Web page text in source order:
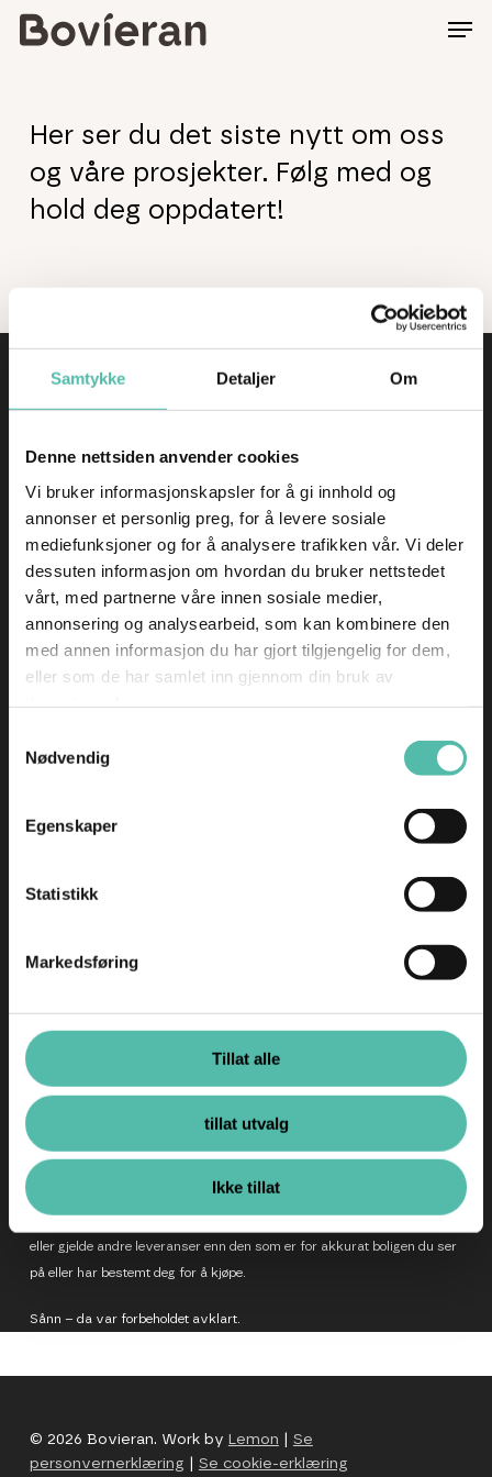
Samtykke Detaljer Om
Denne nettsiden anvender cookies
Vi bruker informasjonskapsler for å gi innhold og
annonser et personlig preg, for å levere sosiale
mediefunksjoner og for å analysere trafikken vår. Vi deler
dessuten informasjon om hvordan du bruker nettstedet
vårt, med partnerne våre innen sosiale medier,
annonsering og analysearbeid, som kan kombinere den
med annen informasjon du har gjort tilgjengelig for dem,
eller som de har samlet inn gjennom din bruk av
Nødvendig
Egenskaper
Statistikk
Markedsføring
Tillat alle
tillat utvalg
Ikke tillat
Skip
Her ser du det siste nytt om oss
og våre prosjekter. Følg med og
hold deg oppdatert!
Kontakt
Observatoriegata 10, 0254 Oslo
Org. nr.: 919 041 285
Har du spørsmål knyttet til din BoMer-bolig?
kunde@bomer.no
For andre henvendelser:
info@bomer.no
info@bomer.no
BoMer er sertifisert som miljøfyrtårn
På nettsiden vår viser vi både boliger som er bygget og boliger som
ikke er bygget enda – derfor bruker vi 3D visualiseringer og tekst for
å beskrive de fine tingene vi er i ferd med å lage. Disse kan vise tilvalg
eller gjelde andre leveranser enn den som er for akkurat boligen du ser
på eller har bestemt deg for å kjøpe.
Sånn – da var forbeholdet avklart.
© 2026 Bovieran. Work by Lemon
Se
personvernerklæring
Se cookie-erklæring